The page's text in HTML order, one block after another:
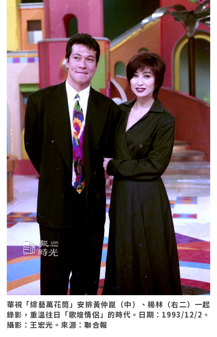
華視「綜藝萬花筒」安排黃仲崑（中）、楊林（右二）一起
錄影，重溫往日「歌壇情侶」的時代。日期：1993/12/2。
攝影：王宏光。來源：聯合報